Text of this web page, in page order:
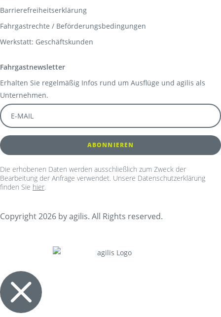
Barrierefreiheitserklärung
Fahrgastrechte / Beförderungsbedingungen
Werkstatt: Geschäftskunden
Fahrgastnewsletter
Erhalten Sie regelmäßig Infos rund um Ausflüge und agilis als
Unternehmen.
Die erhobenen Daten werden ausschließlich zum Zweck der
Bearbeitung der Anfrage verwendet. Unsere Datenschutzerklärung
finden Sie hier.
Copyright 2026 by agilis. All Rights reserved.